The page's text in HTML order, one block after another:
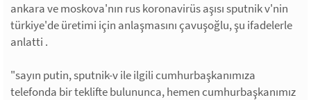
ankara ve moskova'nın rus koronavirüs aşısı sputnik v'nin
türkiye'de üretimi için anlaşmasını çavuşoğlu, şu ifadelerle
anlatti .
"sayın putin, sputnik-v ile ilgili cumhurbaşkanımıza
telefonda bir teklifte bulununca, hemen cumhurbaşkanımız